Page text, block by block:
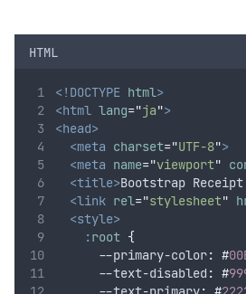
HTML
<!DOCTYPE html>
<html lang="ja">
<head>
<meta charset="UTF-8">
<meta name="viewport"
<title>Bootstrap
<link rel="stylesheet"
<style>
:root {
      --primary-color
: #
      --text-disabled
: #